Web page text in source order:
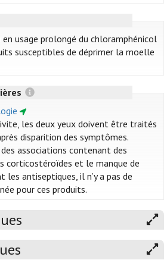
en usage prolongé du chloramphénicol
susceptibles de déprimer la moelle
les deux yeux doivent être traités
disparition des symptômes.
associations contenant des
corticostéroïdes et le manque de
les antiseptiques, il n’y a pas de
pour ces produits.